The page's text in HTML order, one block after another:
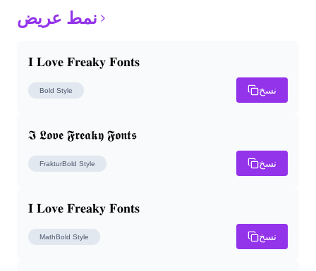
نمط عريض
𝐈 𝐋𝐨𝐯𝐞 𝐅𝐫𝐞𝐚𝐤𝐲 𝐅𝐨𝐧𝐭𝐬
Bold Style نسخ
𝕴 𝕷𝖔𝖛𝖊 𝕱𝖗𝖊𝖆𝖐𝖞 𝕱𝖔𝖓𝖙𝖘
FrakturBold Style نسخ
𝐈 𝐋𝐨𝐯𝐞 𝐅𝐫𝐞𝐚𝐤𝐲 𝐅𝐨𝐧𝐭𝐬
MathBold Style نسخ